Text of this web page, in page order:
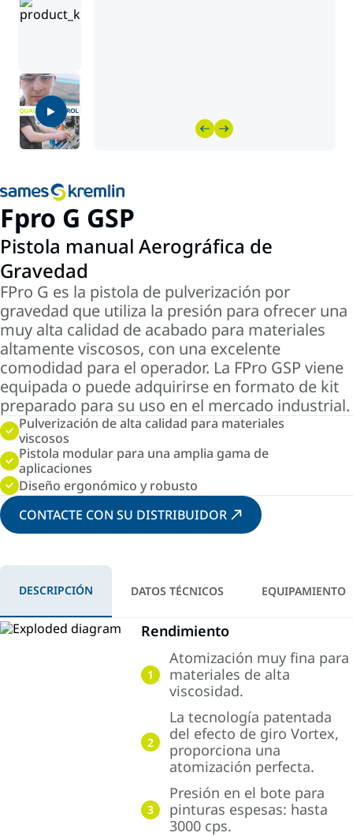
Fpro G GSP
Pistola manual Aerográfica de
Gravedad
FPro G es la pistola de pulverización por
gravedad que utiliza la presión para ofrecer una
muy alta calidad de acabado para materiales
altamente viscosos, con una excelente
comodidad para el operador. La FPro GSP viene
equipada o puede adquirirse en formato de kit
preparado para su uso en el mercado industrial.
Pulverización de alta calidad para materiales
viscosos
Pistola modular para una amplia gama de
aplicaciones
Diseño ergonómico y robusto
CONTACTE CON SU DISTRIBUIDOR
DESCRIPCIÓN DATOS TÉCNICOS EQUIPAMIENTO
Rendimiento
1
Atomización muy fina para
materiales de alta
viscosidad.
2
La tecnología patentada
del efecto de giro Vortex,
proporciona una
atomización perfecta.
3
Presión en el bote para
pinturas espesas: hasta
3000 cps.